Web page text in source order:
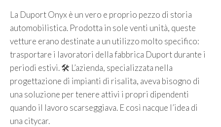
La Duport Onyx è un vero e proprio pezzo di storia
automobilistica. Prodotta in sole venti unità, queste
vetture erano destinate a un utilizzo molto specifico:
trasportare i lavoratori della fabbrica Duport durante i
periodi estivi. 🛠️ L’azienda, specializzata nella
progettazione di impianti di risalita, aveva bisogno di
una soluzione per tenere attivi i propri dipendenti
quando il lavoro scarseggiava. E così nacque l’idea di
una citycar.